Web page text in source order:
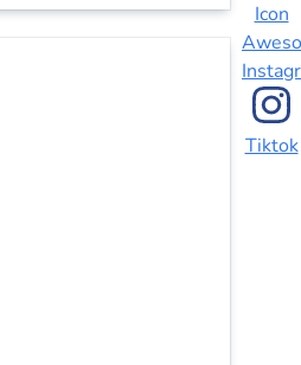
Icon
Tiktok